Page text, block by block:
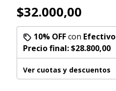
$32.000,00
10% OFFcon Efectivo
Precio final:$28.800,00
Ver cuotas y descuentos